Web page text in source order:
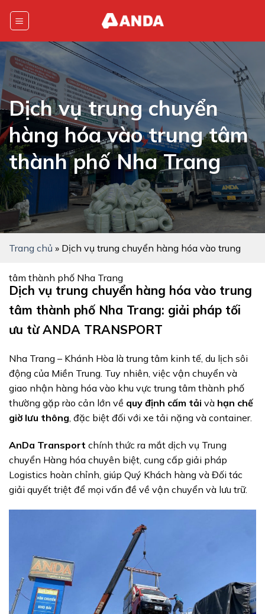
Dịch vụ trung chuyển
hàng hóa vào trung tâm
thành phố Nha Trang
Trang chủ » Dịch vụ trung chuyển hàng hóa vào trung
tâm thành phố Nha Trang
Dịch vụ trung chuyển hàng hóa vào trung
tâm thành phố Nha Trang: giải pháp tối
ưu từ ANDA TRANSPORT
Nha Trang – Khánh Hòa là trung tâm kinh tế, du lịch sôi
động của Miền Trung. Tuy nhiên, việc vận chuyển và
giao nhận hàng hóa vào khu vực trung tâm thành phố
thường gặp rào cản lớn về quy định cấm tải và hạn chế
giờ lưu thông, đặc biệt đối với xe tải nặng và container.
AnDa Transport chính thức ra mắt dịch vụ Trung
chuyển Hàng hóa chuyên biệt, cung cấp giải pháp
Logistics hoàn chỉnh, giúp Quý Khách hàng và Đối tác
giải quyết triệt để mọi vấn đề về vận chuyển và lưu trữ.